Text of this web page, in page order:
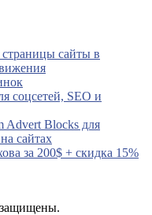
сайты в
соцсетей, SEO и
Advert Blocks для
сайтах
за 200$ + скидка 15%